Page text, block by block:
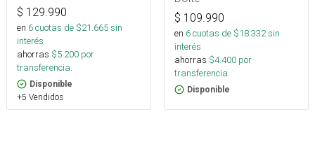
$ 129.990
en 6cuotas de $21.665sin
interés
ahorras $5.200 por
transferencia.
Disponible
+5 Vendidos
$ 109.990
en 6cuotas de $18.332sin
interés
ahorras $4.400 por
transferencia.
Disponible